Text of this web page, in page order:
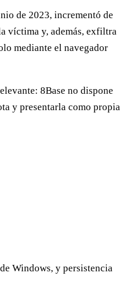
de 2023, incrementó de
víctima y, además, exfiltra
mediante el navegador
8Base no dispone
y presentarla como propia
Windows, y persistencia